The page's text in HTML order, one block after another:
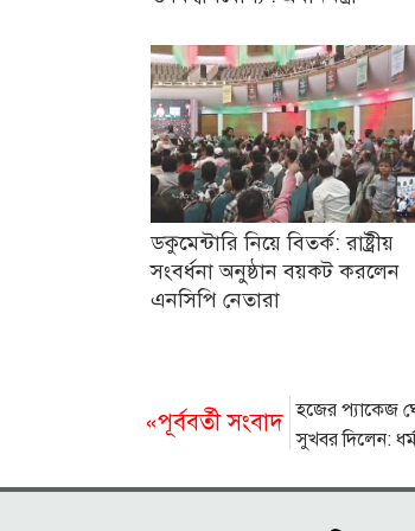
ডকুমেন্টারি নিয়ে বিতর্ক: রাষ্ট্রীয়
সংবর্ধনা অনুষ্ঠান বয়কট করলেন
এনসিপি নেতারা
«পূর্ববর্তী সংবাদ হজের প্যাকেজ
সুখবর দিলেন: